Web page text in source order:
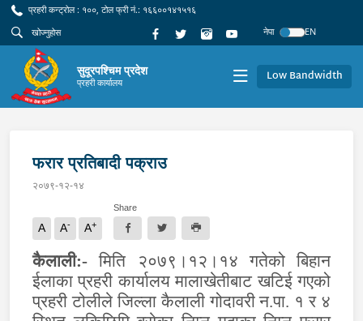
प्रहरी कन्ट्रोल : १००, टोल फ्री नं.: १६६००१४१५१६
नेपा
EN
सुदूरपश्चिम प्रदेश
प्रहरी कार्यालय Low Bandwidth
फरार प्रतिबादी पक्राउ
२०७९-१२-१४
A A- A+
Share
कैलाली:-मिति २०७९।१२।१४ गतेको बिहान
ईलाका प्रहरी कार्यालय मालाखेतीबाट खटिई गएको
प्रहरी टोलीले जिल्ला कैलाली गोदावरी न.पा. १ र ४